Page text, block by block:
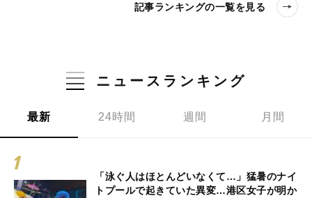
記事ランキングの一覧を見る
ニュースランキング
最新 24時間 週間 月間
「泳ぐ人はほとんどいなくて…」猛暑のナイ
トプールで起きていた異変…港区女子が明か